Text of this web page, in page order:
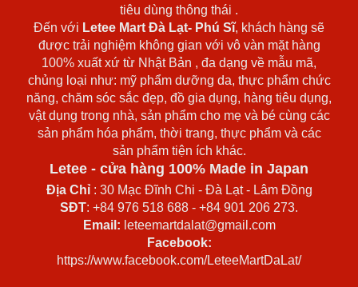
tiêu dùng thông thái .
Đến với Letee Mart Đà Lạt- Phú Sĩ, khách hàng sẽ
được trải nghiệm không gian với vô vàn mặt hàng
100% xuất xứ từ Nhật Bản , đa dạng về mẫu mã,
chủng loại như: mỹ phẩm dưỡng da, thực phẩm chức
năng, chăm sóc sắc đẹp, đồ gia dụng, hàng tiêu dụng,
vật dụng trong nhà, sản phẩm cho mẹ và bé cùng các
sản phẩm hóa phẩm, thời trang, thực phẩm và các
sản phẩm tiện ích khác.
Letee - cửa hàng 100% Made in Japan
Địa Chỉ: 30 Mạc Đĩnh Chi - Đà Lạt - Lâm Đồng
SĐT: +84 976 518 688 - +84 901 206 273.
Email: leteemartdalat@gmail.com
Facebook:
https://www.facebook.com/LeteeMartDaLat/